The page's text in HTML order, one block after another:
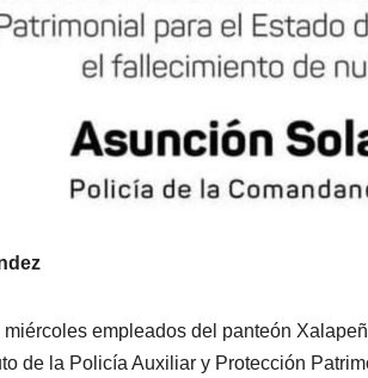
miércoles empleados del panteón
de la Policía Auxiliar y Protección